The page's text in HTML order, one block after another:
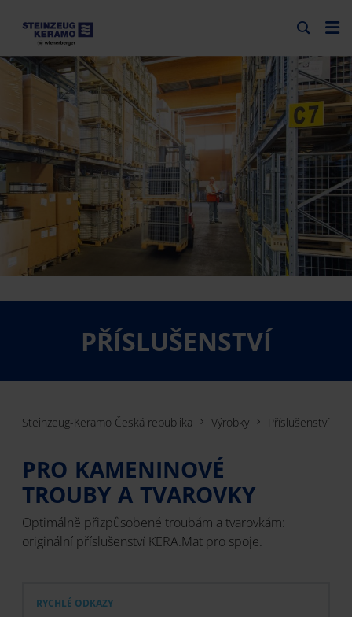
PŘÍSLUŠENSTVÍ
Steinzeug-Keramo Česká republika Výrobky Příslušenství
PRO KAMENINOVÉ
TROUBY A TVAROVKY
Optimálně přizpůsobené troubám a tvarovkám:
originální příslušenství KERA.Mat pro spoje.
RYCHLÉ ODKAZY